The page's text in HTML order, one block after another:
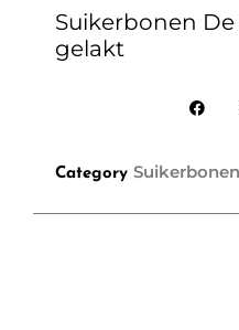
Suikerbonen
gelakt
Category Suikerbonen